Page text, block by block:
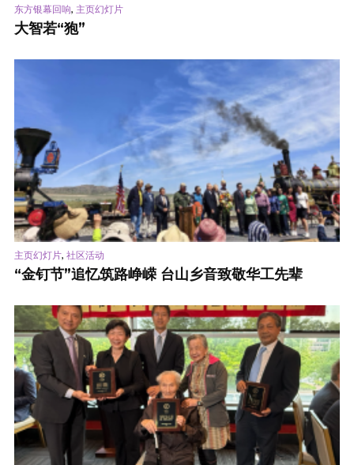
东方银幕回响, 主页幻灯片
大智若“狍”
主页幻灯片, 社区活动
“金钉节”追忆筑路峥嵘 台山乡音致敬华工先辈